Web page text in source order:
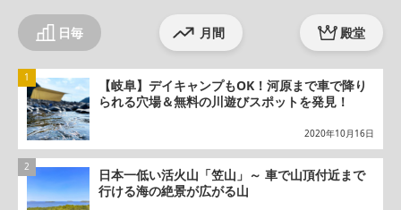
日毎 月間 殿堂
【岐阜】デイキャンプもOK！河原まで車で降り
られる穴場＆無料の川遊びスポットを発見！
2020年10月16日
日本一低い活火山「笠山」～ 車で山頂付近まで
行ける海の絶景が広がる山